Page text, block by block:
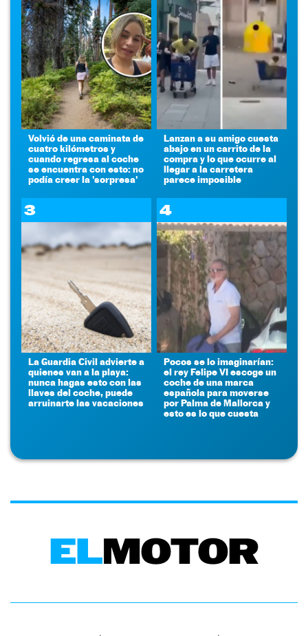
Volvió de una caminata de
cuatro kilómetros y
cuando regresa al coche
se encuentra con esto: no
podía creer la 'sorpresa'
Lanzan a su amigo cuesta
abajo en un carrito de la
compra y lo que ocurre al
llegar a la carretera
parece imposible
3
La Guardia Civil advierte a
quienes van a la playa:
nunca hagas esto con las
llaves del coche, puede
arruinarte las vacaciones
4
Pocos se lo imaginarían:
el rey Felipe VI escoge un
coche de una marca
española para moverse
por Palma de Mallorca y
esto es lo que cuesta